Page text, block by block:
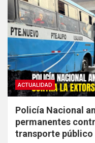
ACTUALIDAD
Policía Nacional
permanentes
transporte público